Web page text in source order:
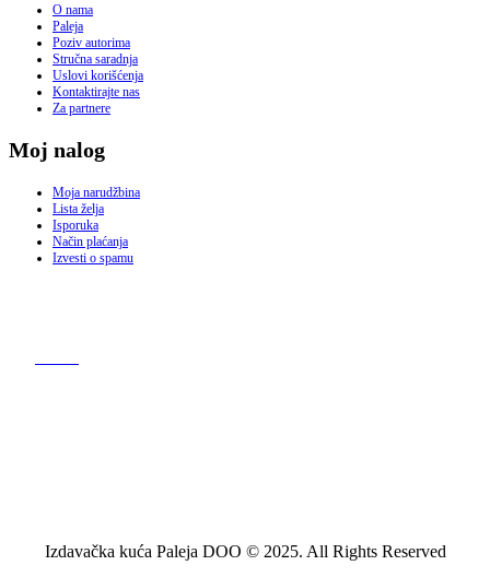
O nama
Paleja
Poziv autorima
Stručna saradnja
Uslovi korišćenja
Kontaktirajte nas
Za partnere
Moj nalog
Moja narudžbina
Lista želja
Isporuka
Način plaćanja
Izvesti o spamu
Izdavačka kuća Paleja DOO © 2025. All Rights Reserved